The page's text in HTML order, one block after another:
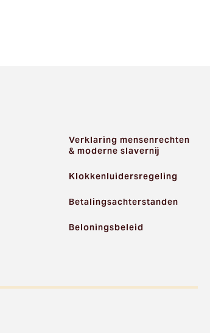
Verklaring mensenrechten
& moderne slavernij
Klokkenluidersregeling
Betalingsachterstanden
Beloningsbeleid